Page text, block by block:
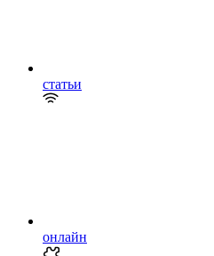
статьи
онлайн